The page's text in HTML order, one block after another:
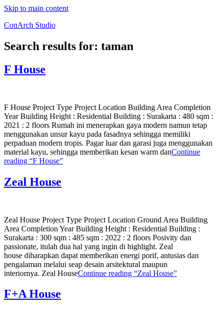
Skip to main content
ConArch Studio
Search results for: taman
F House
F House Project Type Project Location Building Area Completion
Year Building Height : Residential Building : Surakarta : 480 sqm :
2021 : 2 floors Rumah ini menerapkan gaya modern namun tetap
menggunakan unsur kayu pada fasadnya sehingga memiliki
perpaduan modern tropis. Pagar luar dan garasi juga menggunakan
material kayu, sehingga memberikan kesan warm danContinue
reading “F House”
Zeal House
Zeal House Project Type Project Location Ground Area Building
Area Completion Year Building Height : Residential Building :
Surakarta : 300 sqm : 485 sqm : 2022 : 2 floors Posivity dan
passionate, itulah dua hal yang ingin di highlight. Zeal
house diharapkan dapat memberikan energi porif, antusias dan
pengalaman melalui seap desain arsitektural maupun
interiornya. Zeal HouseContinue reading “Zeal House”
F+A House